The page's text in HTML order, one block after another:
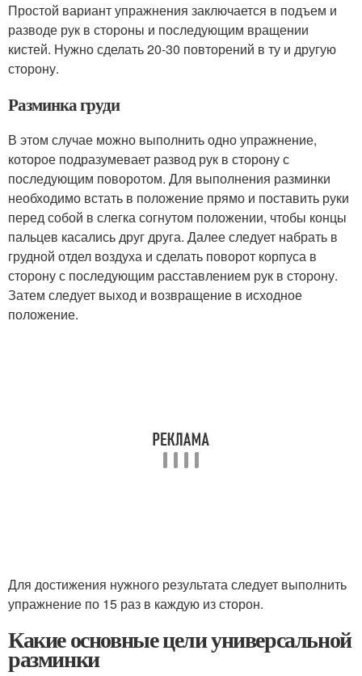
Простой вариант упражнения заключается в подъем и
разводе рук в стороны и последующим вращении
кистей. Нужно сделать 20-30 повторений в ту и другую
сторону.
Разминка груди
В этом случае можно выполнить одно упражнение,
которое подразумевает развод рук в сторону с
последующим поворотом. Для выполнения разминки
необходимо встать в положение прямо и поставить руки
перед собой в слегка согнутом положении, чтобы концы
пальцев касались друг друга. Далее следует набрать в
грудной отдел воздуха и сделать поворот корпуса в
сторону с последующим расставлением рук в сторону.
Затем следует выход и возвращение в исходное
положение.
Для достижения нужного результата следует выполнить
упражнение по 15 раз в каждую из сторон.
Какие основные цели универсальной
разминки